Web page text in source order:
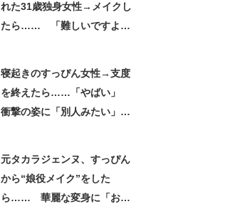
れた31歳独身女性→メイクし
たら…… 「難しいですよ
寝起きのすっぴん女性→支度
を終えたら……「やばい」
衝撃の姿に「別人みたい」
元タカラジェンヌ、すっぴん
から“娘役メイク”をした
ら…… 華麗な変身に「おぉ